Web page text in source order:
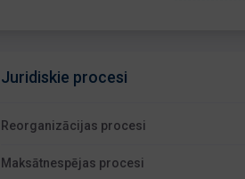
Juridiskie procesi
Reorganizācijas procesi
Maksātnespējas procesi